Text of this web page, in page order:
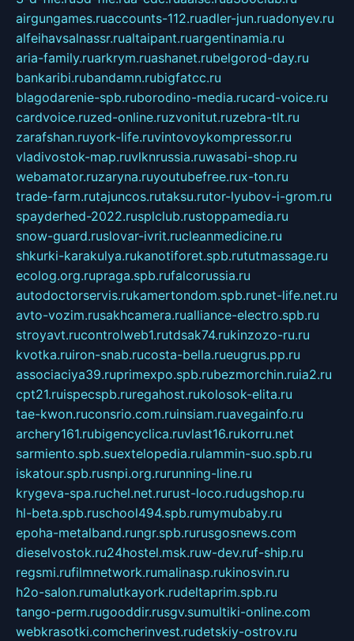
airgungames.ruaccounts-112.ruadler-jun.ruadonyev.ru
alfeihavsalnassr.rualtaipant.ruargentinamia.ru
aria-family.ruarkrym.ruashanet.rubelgorod-day.ru
bankaribi.rubandamn.rubigfatcc.ru
blagodarenie-spb.ruborodino-media.rucard-voice.ru
cardvoice.ruzed-online.ruzvonitut.ruzebra-tlt.ru
zarafshan.ruyork-life.ruvintovoykompressor.ru
vladivostok-map.ruvlknrussia.ruwasabi-shop.ru
webamator.ruzaryna.ruyoutubefree.rux-ton.ru
trade-farm.rutajuncos.rutaksu.rutor-lyubov-i-grom.ru
spayderhed-2022.rusplclub.rustoppamedia.ru
snow-guard.ruslovar-ivrit.rucleanmedicine.ru
shkurki-karakulya.rukanotiforet.spb.rututmassage.ru
ecolog.org.rupraga.spb.rufalcorussia.ru
autodoctorservis.rukamertondom.spb.runet-life.net.ru
avto-vozim.rusakhcamera.rualliance-electro.spb.ru
stroyavt.rucontrolweb1.rutdsak74.rukinzozo-ru.ru
kvotka.ruiron-snab.rucosta-bella.rueugrus.pp.ru
associaciya39.ruprimexpo.spb.rubezmorchin.ruia2.ru
cpt21.ruispecspb.ruregahost.rukolosok-elita.ru
tae-kwon.ruconsrio.com.ruinsiam.ruavegainfo.ru
archery161.rubigencyclica.ruvlast16.rukorru.net
sarmiento.spb.suextelopedia.rulammin-suo.spb.ru
iskatour.spb.rusnpi.org.rurunning-line.ru
krygeva-spa.ruchel.net.rurust-loco.rudugshop.ru
hl-beta.spb.ruschool494.spb.rumymubaby.ru
epoha-metalband.rungr.spb.rurusgosnews.com
dieselvostok.ru24hostel.msk.ruw-dev.ruf-ship.ru
regsmi.rufilmnetwork.rumalinasp.rukinosvin.ru
h2o-salon.rumalutkayork.rudeltaprim.spb.ru
tango-perm.rugooddir.rusgv.sumultiki-online.com
webkrasotki.comcherinvest.rudetskiy-ostrov.ru